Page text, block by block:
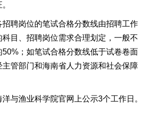
聘岗位的笔试合格分数线由招聘工作
目、招聘岗位需求合理划定，一般不
50%；如笔试合格分数线低于试卷卷面
主管部门和海南省人力资源和社会保障
与渔业科学院官网上公示3个工作日。